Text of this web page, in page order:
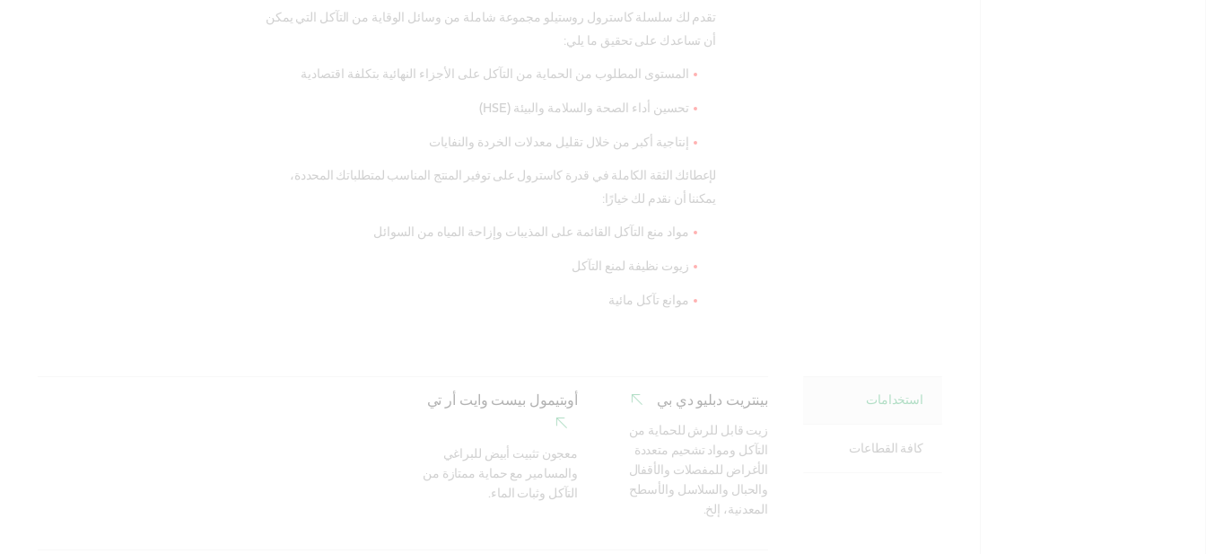
تقدم لك سلسلة كاسترول روستيلو مجموعة شاملة من وسائل الوقاية من التآكل التي يمكن
أن تساعدك على تحقيق ما يلي:
المستوى المطلوب من الحماية من التآكل على الأجزاء النهائية بتكلفة اقتصادية
تحسين أداء الصحة والسلامة والبيئة (HSE)
إنتاجية أكبر من خلال تقليل معدلات الخردة والنفايات
لإعطائك الثقة الكاملة في قدرة كاسترول على توفير المنتج المناسب لمتطلباتك المحددة،
يمكننا أن نقدم لك خيارًا:
مواد منع التآكل القائمة على المذيبات وإزاحة المياه من السوائل
زيوت نظيفة لمنع التآكل
موانع تآكل مائية
استخدامات
كافة القطاعات
بينتريت دبليو دي بي
المعدنية، إلخ.
أوبتيمول بيست وايت أر تي
التآكل وثبات الماء.